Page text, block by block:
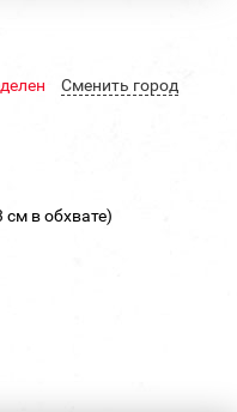
Cменить город
см в обхвате)